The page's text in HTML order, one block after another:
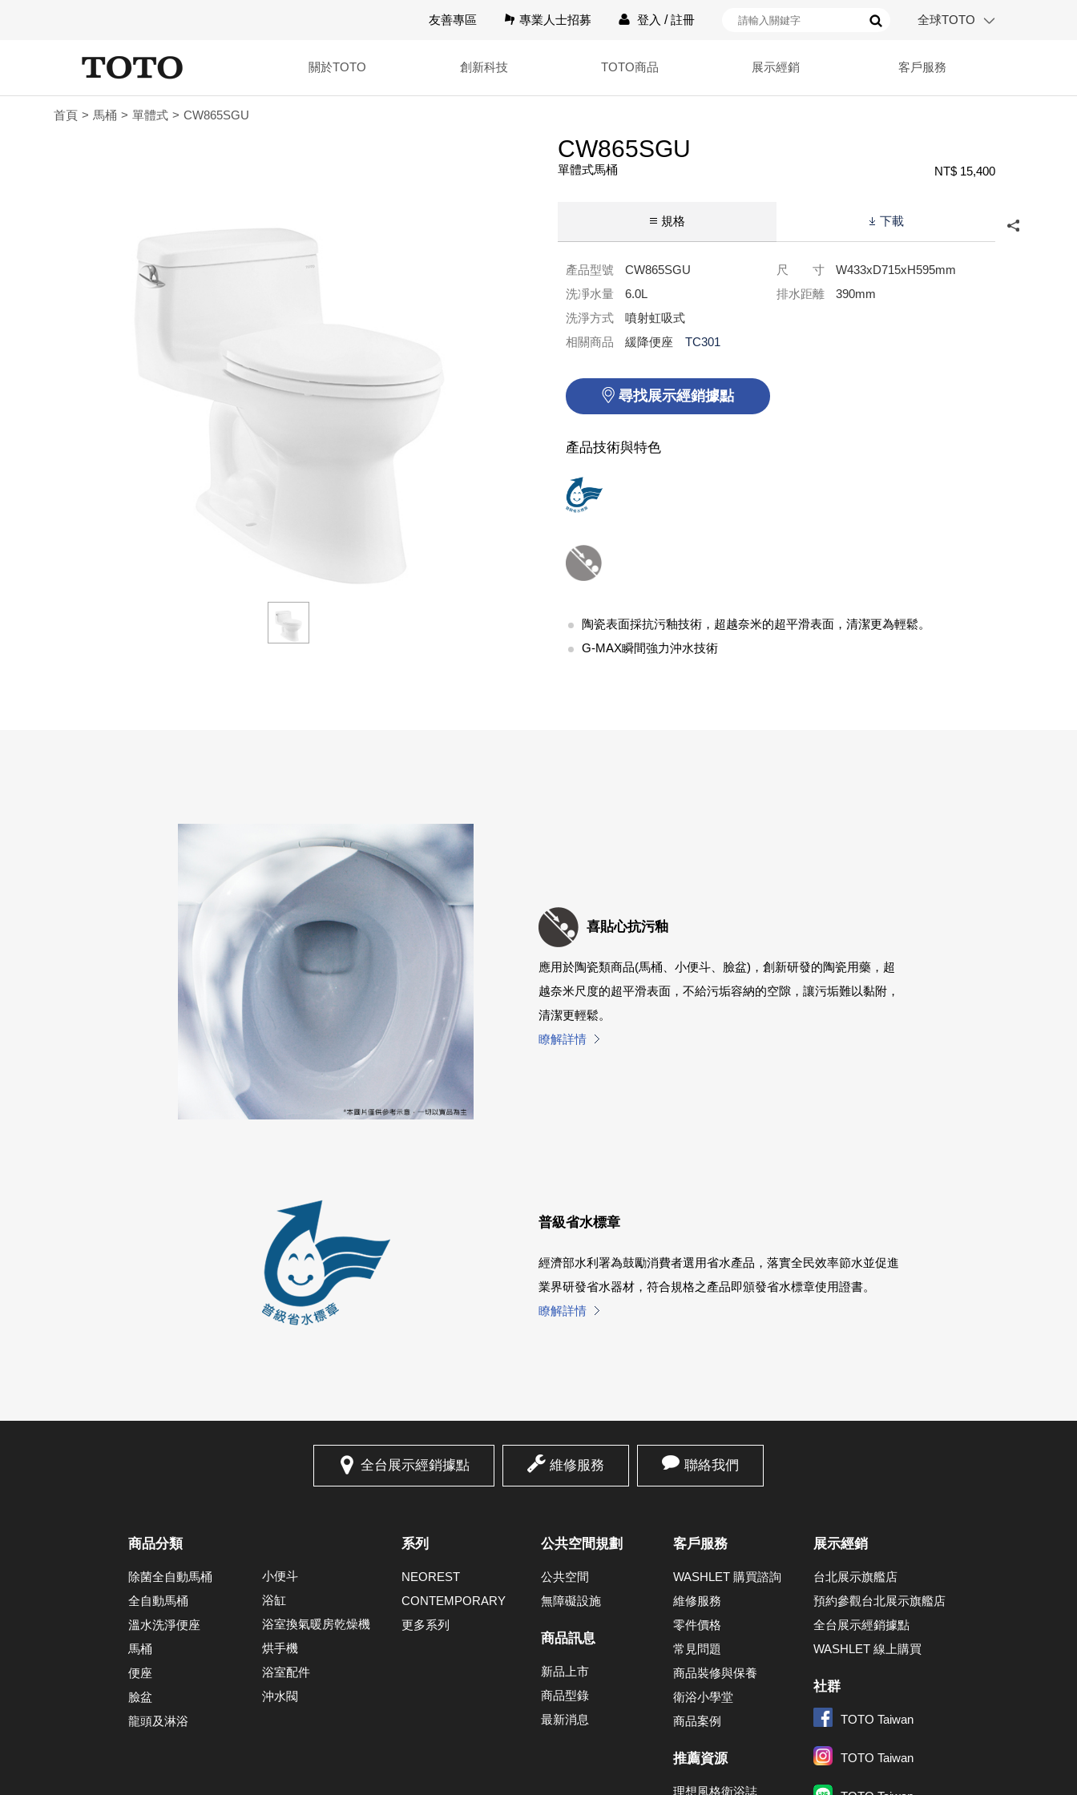
友善專區 專業人士招募 登入 /註冊 全球TOTO
關於TOTO 創新科技 TOTO商品 展示經銷 客戶服務
首頁 馬桶 單體式 CW865SGU
CW865SGU
單體式馬桶 NT$ 15,400
規格 下載
產品型號 CW865SGU 尺 寸
W433xD715xH595mm
洗凈水量
6.0L 排水距離
390mm
洗淨方式
噴射虹吸式
相關商品
緩降便座 TC301
尋找展示經銷據點
產品技術與特色
陶瓷表面採抗污釉技術，超越奈米的超平滑表面，清潔更為輕鬆。
G-MAX瞬間強力沖水技術
喜貼心抗污釉
應用於陶瓷類商品(馬桶、小便斗、臉盆)，創新研發的陶瓷用藥，超
越奈米尺度的超平滑表面，不給污垢容納的空隙，讓污垢難以黏附，
清潔更輕鬆。
瞭解詳情
普級省水標章
經濟部水利署為鼓勵消費者選用省水產品，落實全民效率節水並促進
業界研發省水器材，符合規格之產品即頒發省水標章使用證書。
瞭解詳情
全台展示經銷據點 維修服務 聯絡我們
商品分類
除菌全自動馬桶
全自動馬桶
溫水洗淨便座
馬桶
便座
臉盆
龍頭及淋浴
小便斗
浴缸
浴室換氣暖房乾燥機
烘手機
浴室配件
沖水閥
系列
NEOREST
CONTEMPORARY
更多系列
公共空間規劃
公共空間
無障礙設施
商品訊息
新品上市
商品型錄
最新消息
客戶服務
WASHLET 購買諮詢
維修服務
零件價格
常見問題
商品裝修與保養
衛浴小學堂
商品案例
推薦資源
理想風格衛浴誌
展示經銷
台北展示旗艦店
預約參觀台北展示旗艦店
全台展示經銷據點
WASHLET 線上購買
社群
TOTO Taiwan
TOTO Taiwan